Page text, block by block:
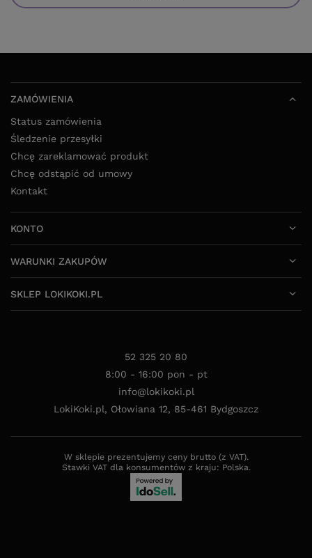
ZAMÓWIENIA
Status zamówienia
Śledzenie przesyłki
Chcę zareklamować produkt
Chcę odstąpić od umowy
Kontakt
KONTO
WARUNKI ZAKUPÓW
SKLEP LOKIKOKI.PL
52 325 20 80
8:00 - 16:00 pon - pt
info@lokikoki.pl
LokiKoki.pl, Ołowiana 12, 85-461 Bydgoszcz
W sklepie prezentujemy ceny brutto (z VAT).
Stawki VAT dla konsumentów z kraju: Polska.